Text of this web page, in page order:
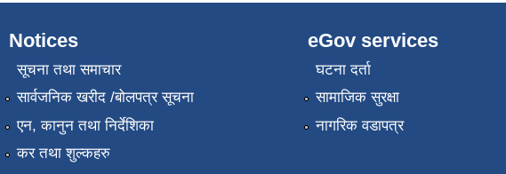
Notices
सूचना तथा समाचार
सार्वजनिक खरीद /बोलपत्र सूचना
एन, कानुन तथा निर्देशिका
कर तथा शुल्कहरु
eGov services
घटना दर्ता
सामाजिक सुरक्षा
नागरिक वडापत्र